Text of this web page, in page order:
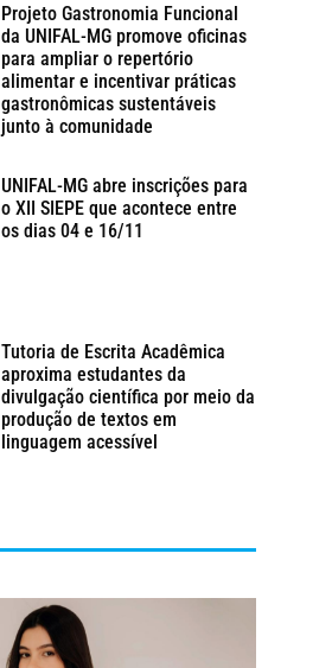
Projeto Gastronomia Funcional
da UNIFAL-MG promove oficinas
para ampliar o repertório
alimentar e incentivar práticas
gastronômicas sustentáveis
junto à comunidade
UNIFAL-MG abre inscrições para
o XII SIEPE que acontece entre
os dias 04 e 16/11
Tutoria de Escrita Acadêmica
aproxima estudantes da
divulgação científica por meio da
produção de textos em
linguagem acessível